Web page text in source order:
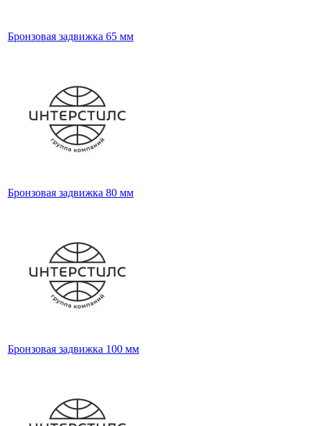
Бронзовая задвижка 65 мм
Бронзовая задвижка 80 мм
Бронзовая задвижка 100 мм